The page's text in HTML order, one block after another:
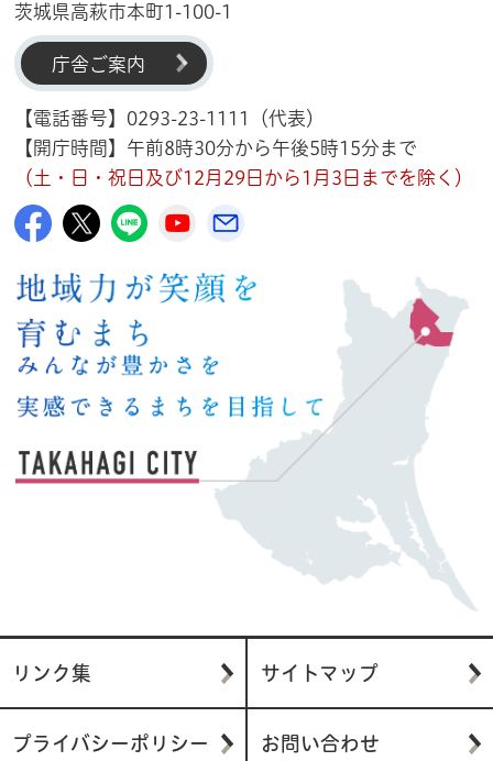
茨城県高萩市本町1-100-1
庁舎ご案内
【電話番号】0293-23-1111（代表）
【開庁時間】午前8時30分から午後5時15分まで
（土・日・祝日及び12月29日から1月3日までを除く）
高萩市公式Facebook
高萩市公式X
高萩市公式LINE
高萩市YouTube公式チャンネル
リンク集 サイトマップ
プライバシーポリシー お問い合わせ